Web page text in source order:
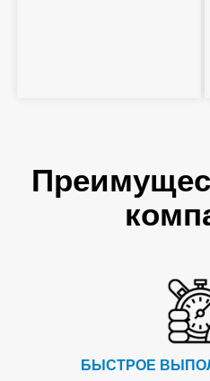
БЫСТРОЕ